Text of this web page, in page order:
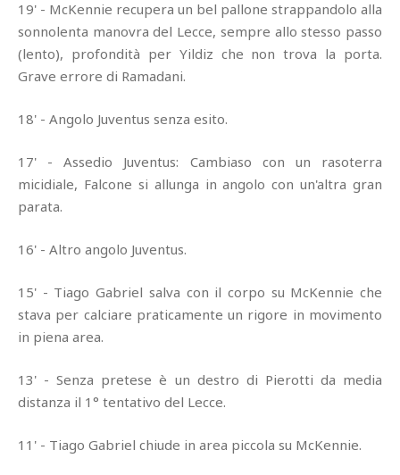
19' - McKennie recupera un bel pallone strappandolo alla
sonnolenta manovra del Lecce, sempre allo stesso passo
(lento), profondità per Yildiz che non trova la porta.
Grave errore di Ramadani.
18' - Angolo Juventus senza esito.
17' - Assedio Juventus: Cambiaso con un rasoterra
micidiale, Falcone si allunga in angolo con un'altra gran
parata.
16' - Altro angolo Juventus.
15' - Tiago Gabriel salva con il corpo su McKennie che
stava per calciare praticamente un rigore in movimento
in piena area.
13' - Senza pretese è un destro di Pierotti da media
distanza il 1° tentativo del Lecce.
11' - Tiago Gabriel chiude in area piccola su McKennie.